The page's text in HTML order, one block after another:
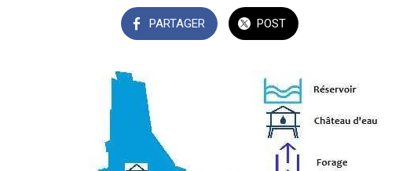
PARTAGER POST